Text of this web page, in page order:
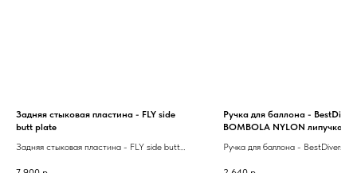
Задняя стыковая пластина - FLY side
butt plate
Задняя стыковая пластина - FLY side butt
Ручка для баллона -
BOMBOLA NYLON липучка
Ручка для баллона - BestDivers